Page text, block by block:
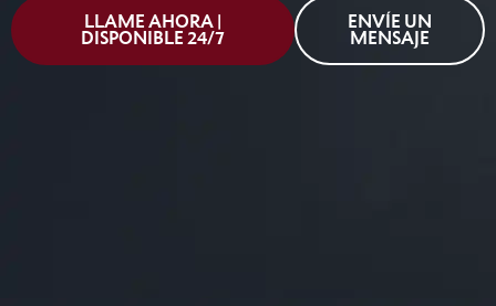
LLAME AHORA |
DISPONIBLE 24/7
ENVÍE UN
MENSAJE